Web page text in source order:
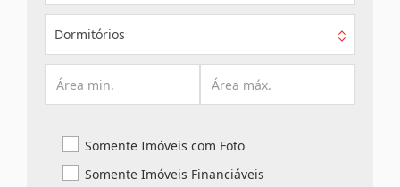
Dormitórios
Somente Imóveis com Foto
Somente Imóveis Financiáveis